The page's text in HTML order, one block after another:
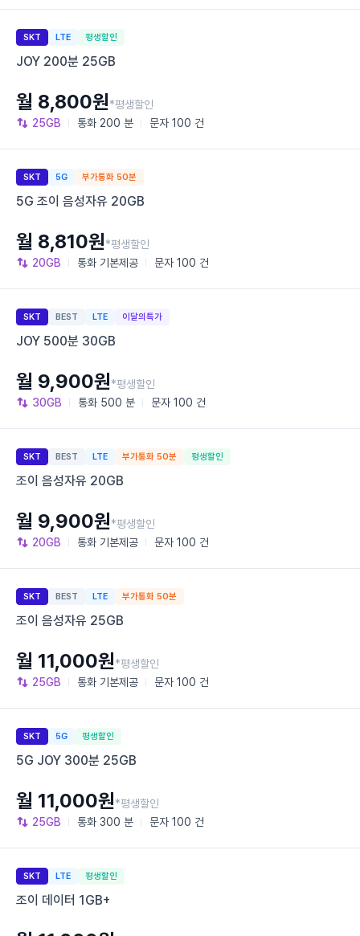
SKT LTE 평생할인
JOY 200분 25GB
25GB 통화 200 분 문자 100 건
월 8,800원*평생할인
SKT 5G 부가통화 50분
5G 조이 음성자유 20GB
20GB 통화 기본제공 문자 100 건
월 8,810원*평생할인
SKT BEST LTE 이달의특가
JOY 500분 30GB
30GB 통화 500 분 문자 100 건
월 9,900원*평생할인
SKT BEST LTE 부가통화 50분 평생할인
조이 음성자유 20GB
20GB 통화 기본제공 문자 100 건
월 9,900원*평생할인
SKT BEST LTE 부가통화 50분
조이 음성자유 25GB
25GB 통화 기본제공 문자 100 건
월 11,000원*평생할인
SKT 5G 평생할인
5G JOY 300분 25GB
25GB 통화 300 분 문자 100 건
월 11,000원*평생할인
SKT LTE 평생할인
조이 데이터 1GB+